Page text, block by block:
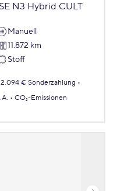
N3 Hybrid CULT
Manuell
11.872 km
Stoff
2.094 € Sonderzahlung
CO₂-Emissionen